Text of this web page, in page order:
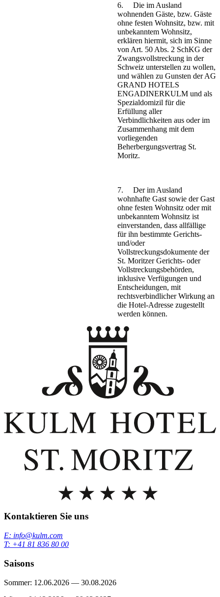
6. Die im Ausland
wohnenden Gäste, bzw. Gäste
ohne festen Wohnsitz, bzw. mit
unbekanntem Wohnsitz,
erklären hiermit, sich im Sinne
von Art. 50 Abs. 2 SchKG der
Zwangsvollstreckung in der
Schweiz unterstellen zu wollen,
und wählen zu Gunsten der AG
GRAND HOTELS
ENGADINERKULM und als
Spezialdomizil für die
Erfüllung aller
Verbindlichkeiten aus oder im
Zusammenhang mit dem
vorliegenden
Beherbergungsvertrag St.
Moritz.
7. Der im Ausland
wohnhafte Gast sowie der Gast
ohne festen Wohnsitz oder mit
unbekanntem Wohnsitz ist
einverstanden, dass allfällige
für ihn bestimmte Gerichts-
und/oder
Vollstreckungsdokumente der
St. Moritzer Gerichts- oder
Vollstreckungsbehörden,
inklusive Verfügungen und
Entscheidungen, mit
rechtsverbindlicher Wirkung an
die Hotel-Adresse zugestellt
werden können.
Kontaktieren Sie uns
E: info@kulm.com
T: +41 81 836 80 00
Saisons
Sommer: 12.06.2026 — 30.08.2026